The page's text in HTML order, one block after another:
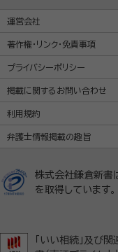
運営会社
著作権・リンク・免責事項
プライバシーポリシー
掲載に関するお問い合わせ
利用規約
弁護士情報掲載の趣旨
株式会社鎌倉新書
を取得しています。
「いい相続」及び